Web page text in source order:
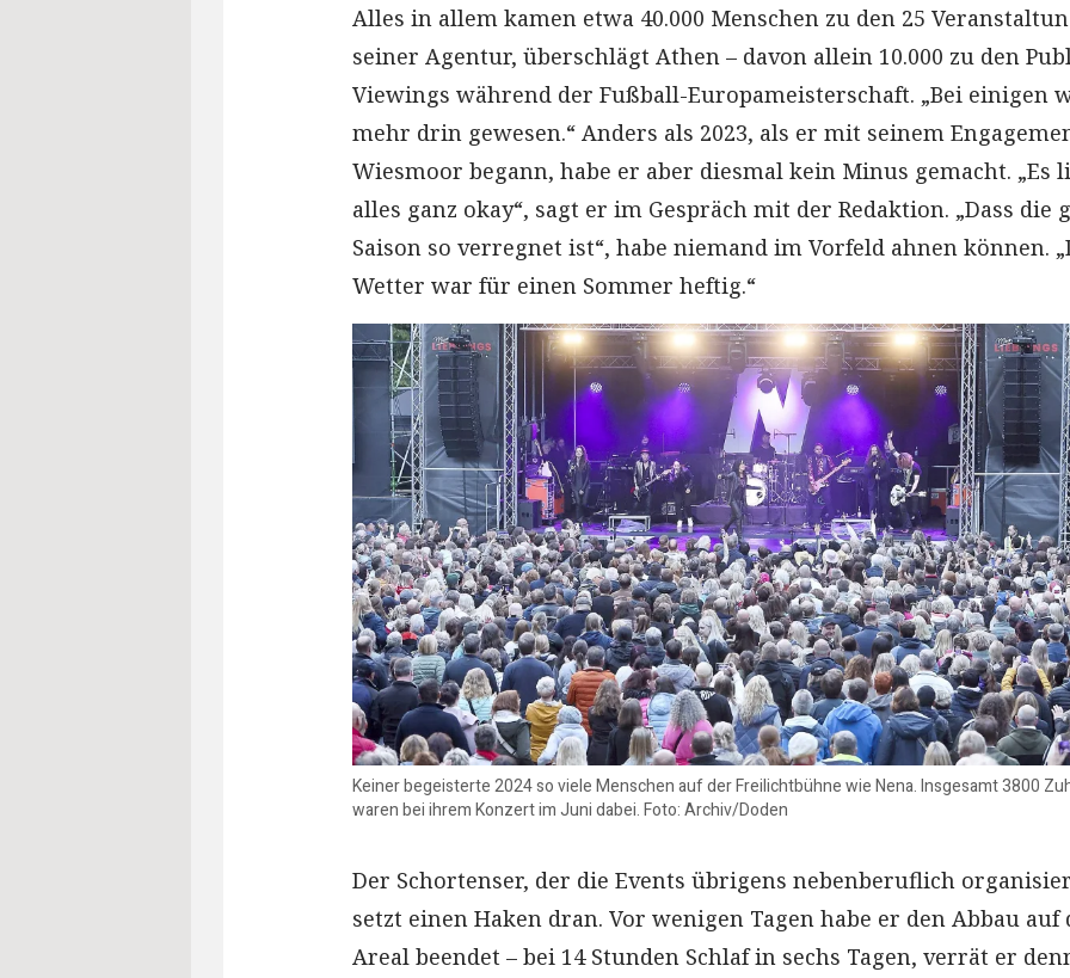
Alles in allem kamen etwa 40.000 Menschen zu den 25
seiner Agentur, überschlägt Athen – davon allein 10.000 zu den
Viewings während der Fußball-Europameisterschaft. „Bei einigen
mehr drin gewesen.“ Anders als 2023, als er mit seinem
Wiesmoor begann, habe er aber diesmal kein Minus gemacht. „Es
alles ganz okay“, sagt er im Gespräch mit der Redaktion. „Dass die
Saison so verregnet ist“, habe niemand im Vorfeld ahnen können.
Wetter war für einen Sommer heftig.“
Keiner begeisterte 2024 so viele Menschen auf der Freilichtbühne wie Nena. Insgesamt 3800
waren bei ihrem Konzert im Juni dabei. Foto: Archiv/Doden
Der Schortenser, der die Events übrigens nebenberuflich
setzt einen Haken dran. Vor wenigen Tagen habe er den Abbau auf
Areal beendet – bei 14 Stunden Schlaf in sechs Tagen, verrät er